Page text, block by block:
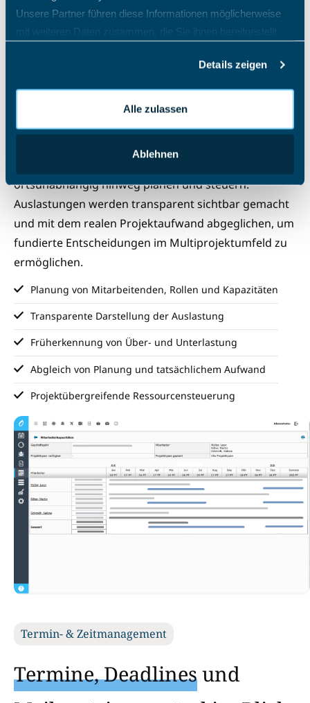
Unsere Partner führen diese Informationen möglicherweise
mit weiteren Daten zusammen, die Sie ihnen bereitgestellt
Details zeigen
Alle zulassen
Ablehnen
transparente
Ressourcensteuerung
In projektorientierten Organisationen ist die
koordinierte Nutzung von Ressourcen entscheidend im
ortsunabhängig hinweg planen und steuern.
Auslastungen werden transparent sichtbar gemacht
und mit dem realen Projektaufwand abgeglichen, um
fundierte Entscheidungen im Multiprojektumfeld zu
ermöglichen.
Planung von Mitarbeitenden, Rollen und Kapazitäten
Transparente Darstellung der Auslastung
Früherkennung von Über- und Unterlastung
Abgleich von Planung und tatsächlichem Aufwand
Projektübergreifende Ressourcensteuerung
Termin- & Zeitmanagement
Termine, Deadlinesund